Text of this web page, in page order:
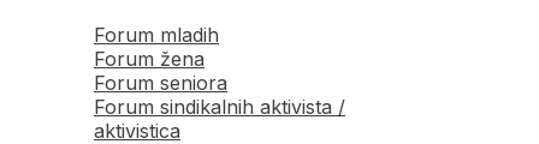
Forum mladih
Forum žena
Forum seniora
Forum sindikalnih aktivista /
aktivistica